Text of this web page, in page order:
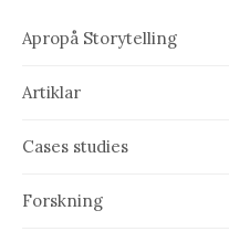
Apropå Storytelling
Artiklar
Cases studies
Forskning